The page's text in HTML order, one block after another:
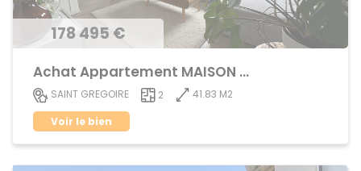
178 495 €
Achat Appartement MAISON BLANCHE
SAINT GREGOIRE 2
41.83 M2
Voir le bien